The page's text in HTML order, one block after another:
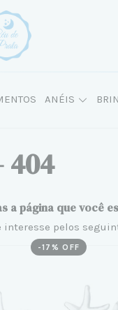
ANÉIS
404
a página que você
interesse pelos
-17 % OFF